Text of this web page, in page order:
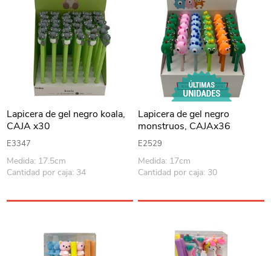
Lapicera de gel negro koala,
CAJA x30
E3347
Medida: 17.5cm
Cantidad por caja: 34
Lapicera de gel negro
monstruos, CAJAx36
E2529
Medida: 17cm
Cantidad por caja: 30